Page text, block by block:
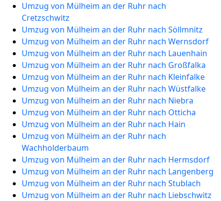
Umzug von Mülheim an der Ruhr nach
Cretzschwitz
Umzug von Mülheim an der Ruhr nach Söllmnitz
Umzug von Mülheim an der Ruhr nach Wernsdorf
Umzug von Mülheim an der Ruhr nach Lauenhain
Umzug von Mülheim an der Ruhr nach Großfalka
Umzug von Mülheim an der Ruhr nach Kleinfalke
Umzug von Mülheim an der Ruhr nach Wüstfalke
Umzug von Mülheim an der Ruhr nach Niebra
Umzug von Mülheim an der Ruhr nach Otticha
Umzug von Mülheim an der Ruhr nach Hain
Umzug von Mülheim an der Ruhr nach
Wachholderbaum
Umzug von Mülheim an der Ruhr nach Hermsdorf
Umzug von Mülheim an der Ruhr nach Langenberg
Umzug von Mülheim an der Ruhr nach Stublach
Umzug von Mülheim an der Ruhr nach Liebschwitz